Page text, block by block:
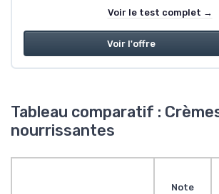
Voir le test complet →
Voir l'offre
Tableau comparatif :
nourrissantes
Note